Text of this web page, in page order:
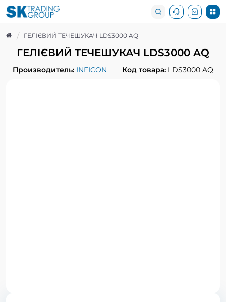
ГЕЛІЄВИЙ ТЕЧЕШУКАЧ LDS3000 AQ
ГЕЛІЄВИЙ ТЕЧЕШУКАЧ LDS3000 AQ
Производитель: INFICON Код товара: LDS3000 AQ